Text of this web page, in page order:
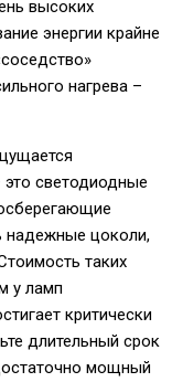
высоких
энергии крайне
нагрева –
это светодиодные
надежные цоколи,
таких
у ламп
критически
длительный срок
мощный